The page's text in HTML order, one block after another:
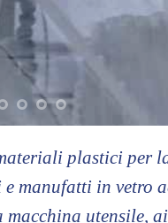
plastici per
manufatti in vetro
utensile,